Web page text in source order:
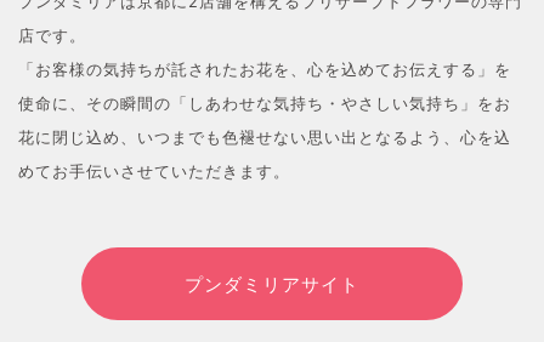
店です。
「お客様の気持ちが託されたお花を、心を込めてお伝えする」を
使命に、その瞬間の「しあわせな気持ち・やさしい気持ち」をお
花に閉じ込め、いつまでも色褪せない思い出となるよう、心を込
めてお手伝いさせていただきます。
プンダミリアサイト